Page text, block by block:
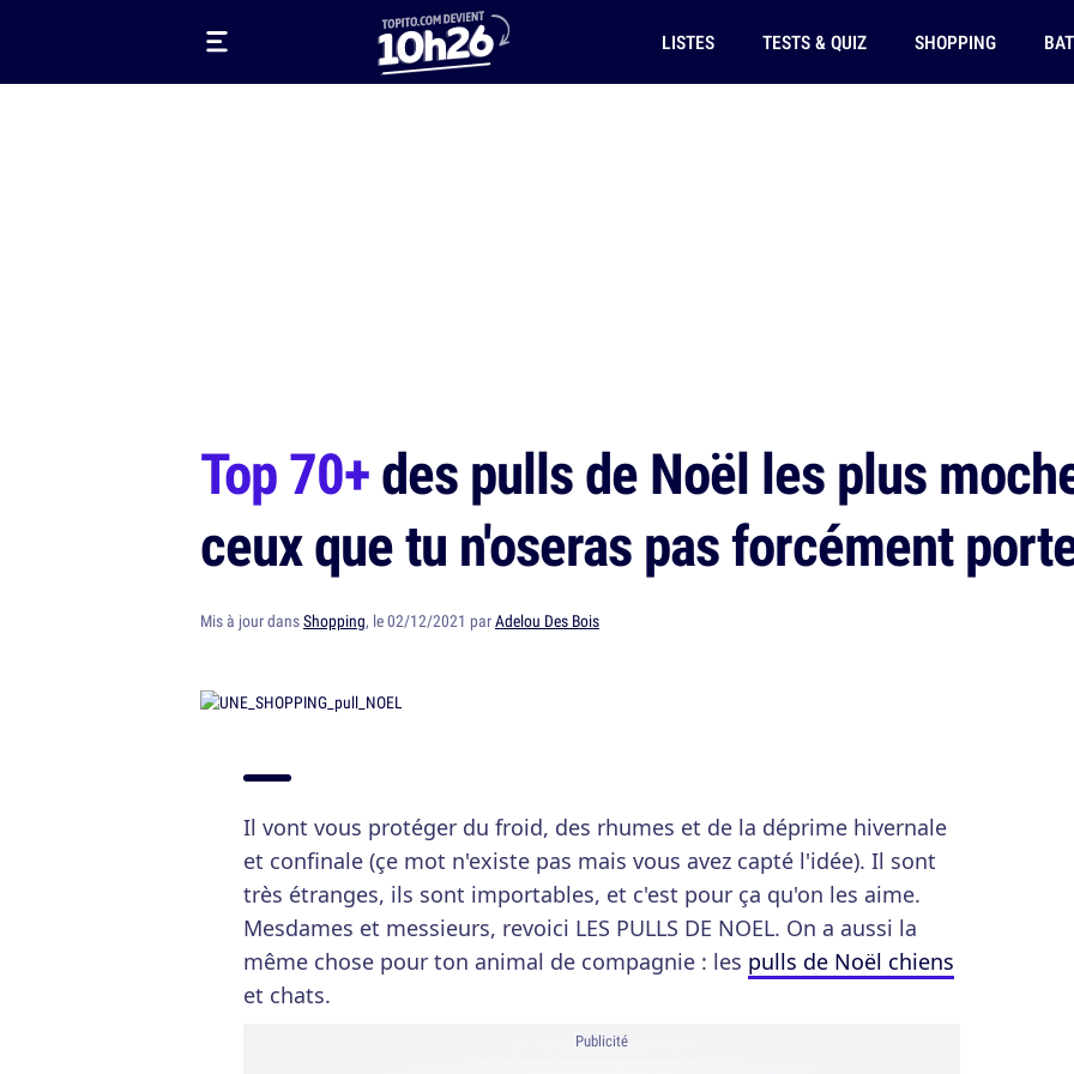
LISTES TESTS & QUIZ SHOPPING
Top 70+des pulls de Noël les plus
ceux que tu n'oseras pas forcément
Mis à jour dansShopping, le 02/12/2021 parAdelou Des Bois
Il vont vous protéger du froid, des rhumes et de la déprime hivernale
et confinale (çe mot n'existe pas mais vous avez capté l'idée). Il sont
très étranges, ils sont importables, et c'est pour ça qu'on les aime.
Mesdames et messieurs, revoici LES PULLS DE NOEL. On a aussi la
même chose pour ton animal de compagnie : les pulls de Noël chiens
et chats.
Publicité